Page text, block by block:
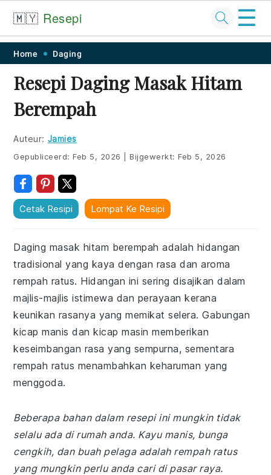
Skip
primary
navigation
Skip
main
content
Skip
primary
sidebar
Skip
footer
🇲🇾 Resepi ☰
Home Daging
Resepi Daging Masak Hitam
Berempah
Auteur: Jamies
Gepubliceerd:Feb 5, 2026 Bijgewerkt:Feb 5, 2026
Cetak Resipi Lompat Ke Resipi
Daging masak hitam berempah adalah hidangan
tradisional yang kaya dengan rasa dan aroma
rempah ratus. Hidangan ini sering disajikan dalam
majlis-majlis istimewa dan perayaan kerana
keunikan rasanya yang memikat selera. Gabungan
kicap manis dan kicap masin memberikan
keseimbangan rasa yang sempurna, sementara
rempah ratus menambahkan keharuman yang
menggoda.
Beberapa bahan dalam resepi ini mungkin tidak
selalu ada di rumah anda. Kayu manis, bunga
cengkih, dan buah pelaga adalah rempah ratus
yang mungkin perlu anda cari di pasar raya.